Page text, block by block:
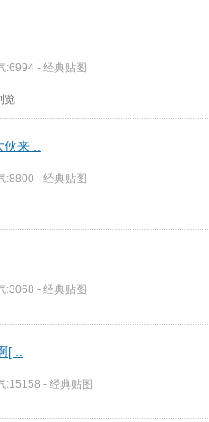
:6994 - 经典贴图
览
来 ..
:8800 - 经典贴图
:3068 - 经典贴图
..
:15158 - 经典贴图